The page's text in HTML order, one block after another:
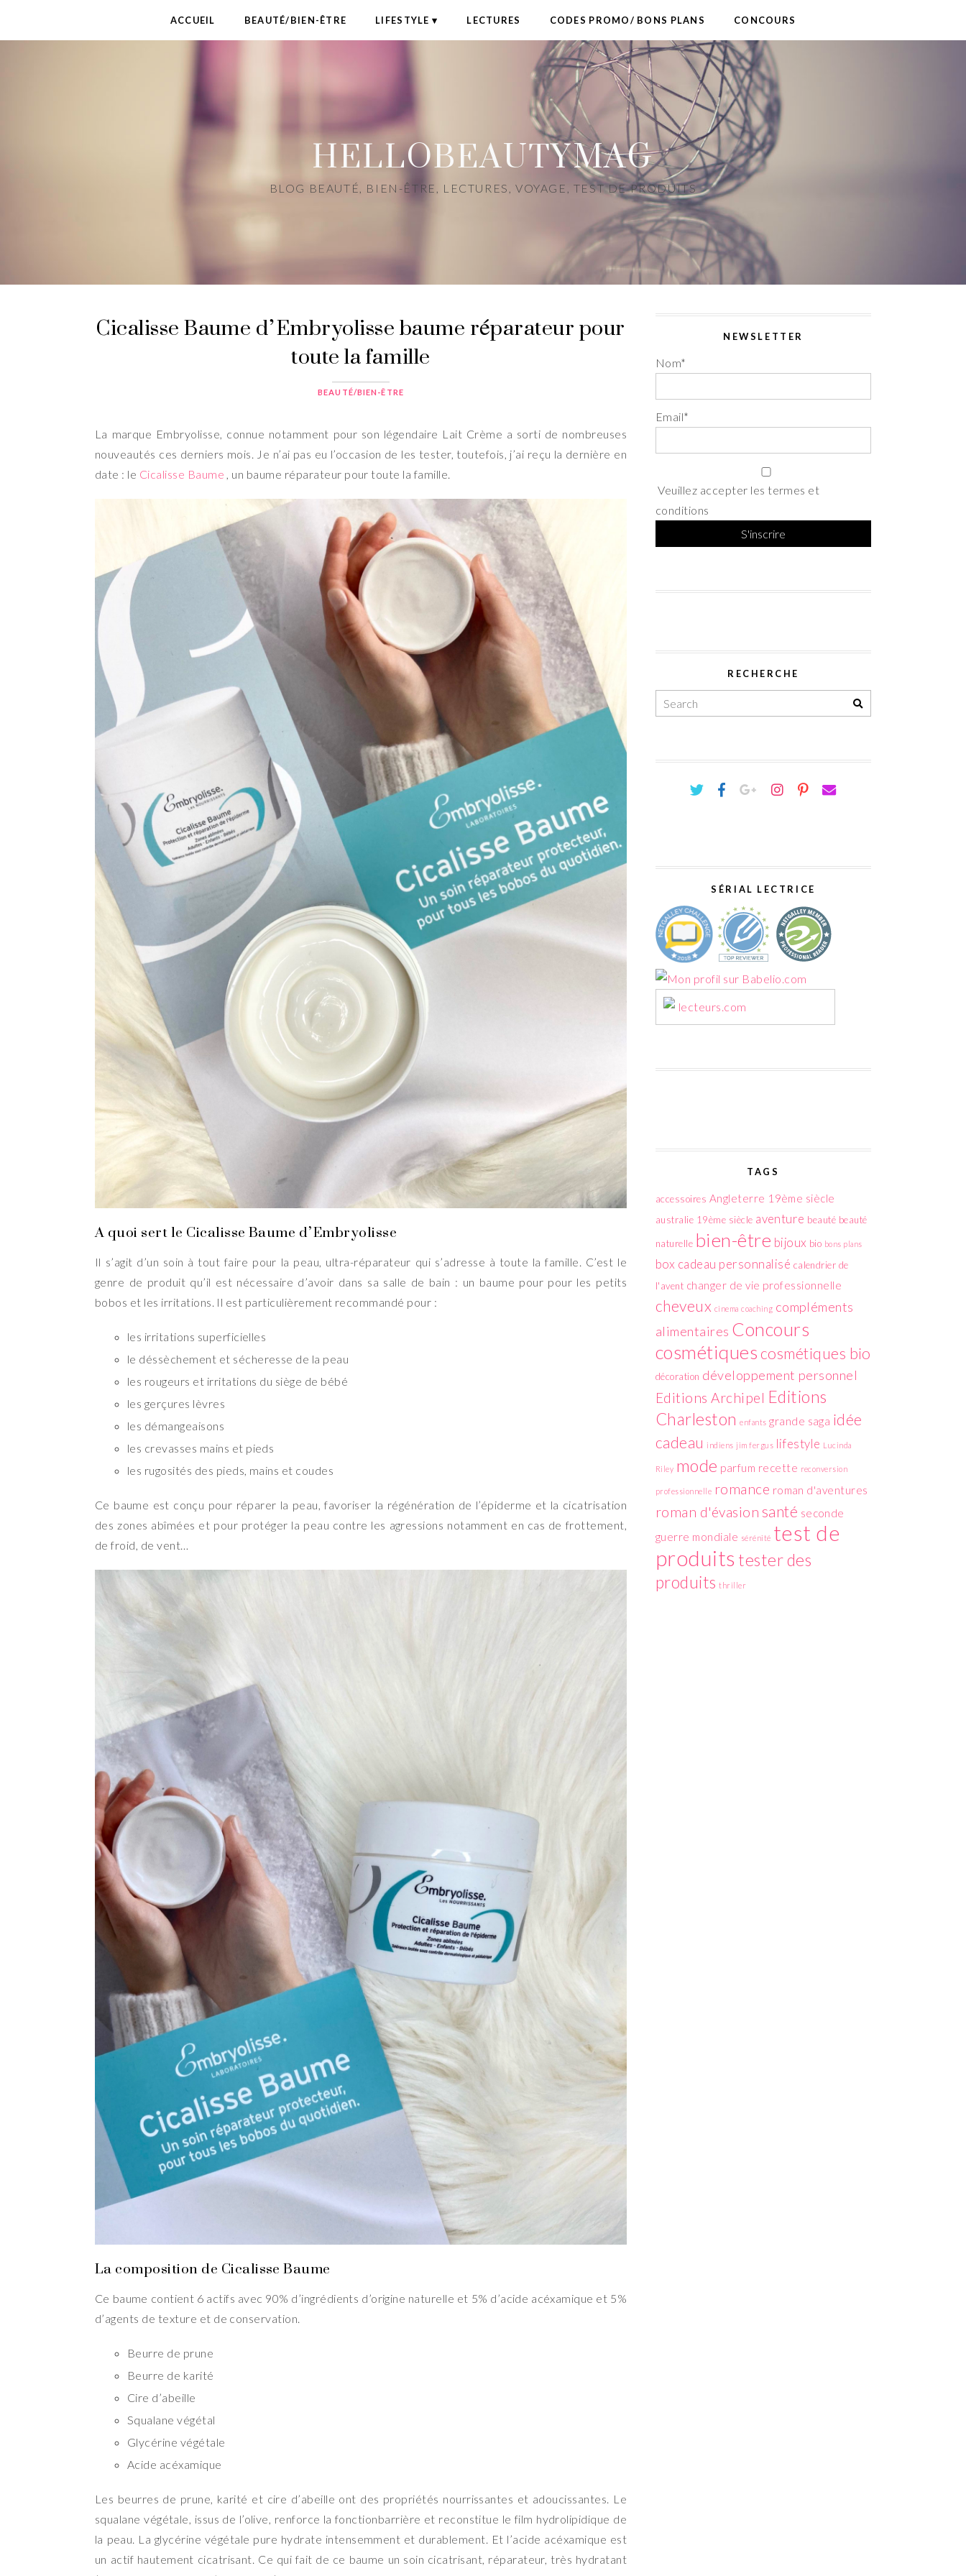
ACCUEIL BEAUTÉ/BIEN-ÊTRE LIFESTYLE LECTURES CODES PROMO/ BONS PLANS CONCOURS
HELLOBEAUTYMAG
BLOG BEAUTÉ, BIEN-ÊTRE, LECTURES, VOYAGE, TEST DE PRODUITS
Cicalisse Baume d’Embryolisse baume réparateur pour
toute la famille
BEAUTÉ/BIEN-ÊTRE
La marque Embryolisse, connue notamment pour son légendaire Lait Crème a sorti de nombreuses
nouveautés ces derniers mois. Je n’ai pas eu l’occasion de les tester, toutefois, j’ai reçu la dernière en
date : le Cicalisse Baume , un baume réparateur pour toute la famille.
A quoi sert le Cicalisse Baume d’Embryolisse
Il s’agit d’un soin à tout faire pour la peau, ultra-réparateur qui s’adresse à toute la famille. C’est le
genre de produit qu’il est nécessaire d’avoir dans sa salle de bain : un baume pour pour les petits
bobos et les irritations. Il est particulièrement recommandé pour :
les irritations superficielles
le déssèchement et sécheresse de la peau
les rougeurs et irritations du siège de bébé
les gerçures lèvres
les démangeaisons
les crevasses mains et pieds
les rugosités des pieds, mains et coudes
Ce baume est conçu pour réparer la peau, favoriser la régénération de l’épiderme et la cicatrisation
des zones abîmées et pour protéger la peau contre les agressions notamment en cas de frottement,
de froid, de vent…
La composition de Cicalisse Baume
Ce baume contient 6 actifs avec 90% d’ingrédients d’origine naturelle et 5% d’acide acéxamique et 5%
d’agents de texture et de conservation.
Beurre de prune
Beurre de karité
Cire d’abeille
Squalane végétal
Glycérine végétale
Acide acéxamique
Les beurres de prune, karité et cire d’abeille ont des propriétés nourrissantes et adoucissantes. Le
squalane végétale, issus de l’olive, renforce la fonctionbarrière et reconstitue le film hydrolipidique de
la peau. La glycérine végétale pure hydrate intensemment et durablement. Et l’acide acéxamique est
un actif hautement cicatrisant. Ce qui fait de ce baume un soin cicatrisant, réparateur, très hydratant
NEWSLETTER
Nom*
Email*
Veuillez accepter les termes et
conditions
RECHERCHE
SÉRIAL LECTRICE
lecteurs.com
TAGS
accessoires Angleterre 19ème siècle
australie 19ème siècle aventure beauté beauté
naturelle bien-être bijoux bio bons plans
box cadeau personnalisé calendrier de
l'avent changer de vie professionnelle
cheveux cinema coaching compléments
alimentaires Concours
cosmétiques cosmétiques bio
décoration développement personnel
Editions Archipel Editions
Charleston enfants grande saga idée
cadeau indiens jim fergus lifestyle Lucinda
Riley mode parfum recette reconversion
professionnelle romance roman d'aventures
roman d'évasion santé seconde
guerre mondiale sérénité test de
produits tester des
produits thriller